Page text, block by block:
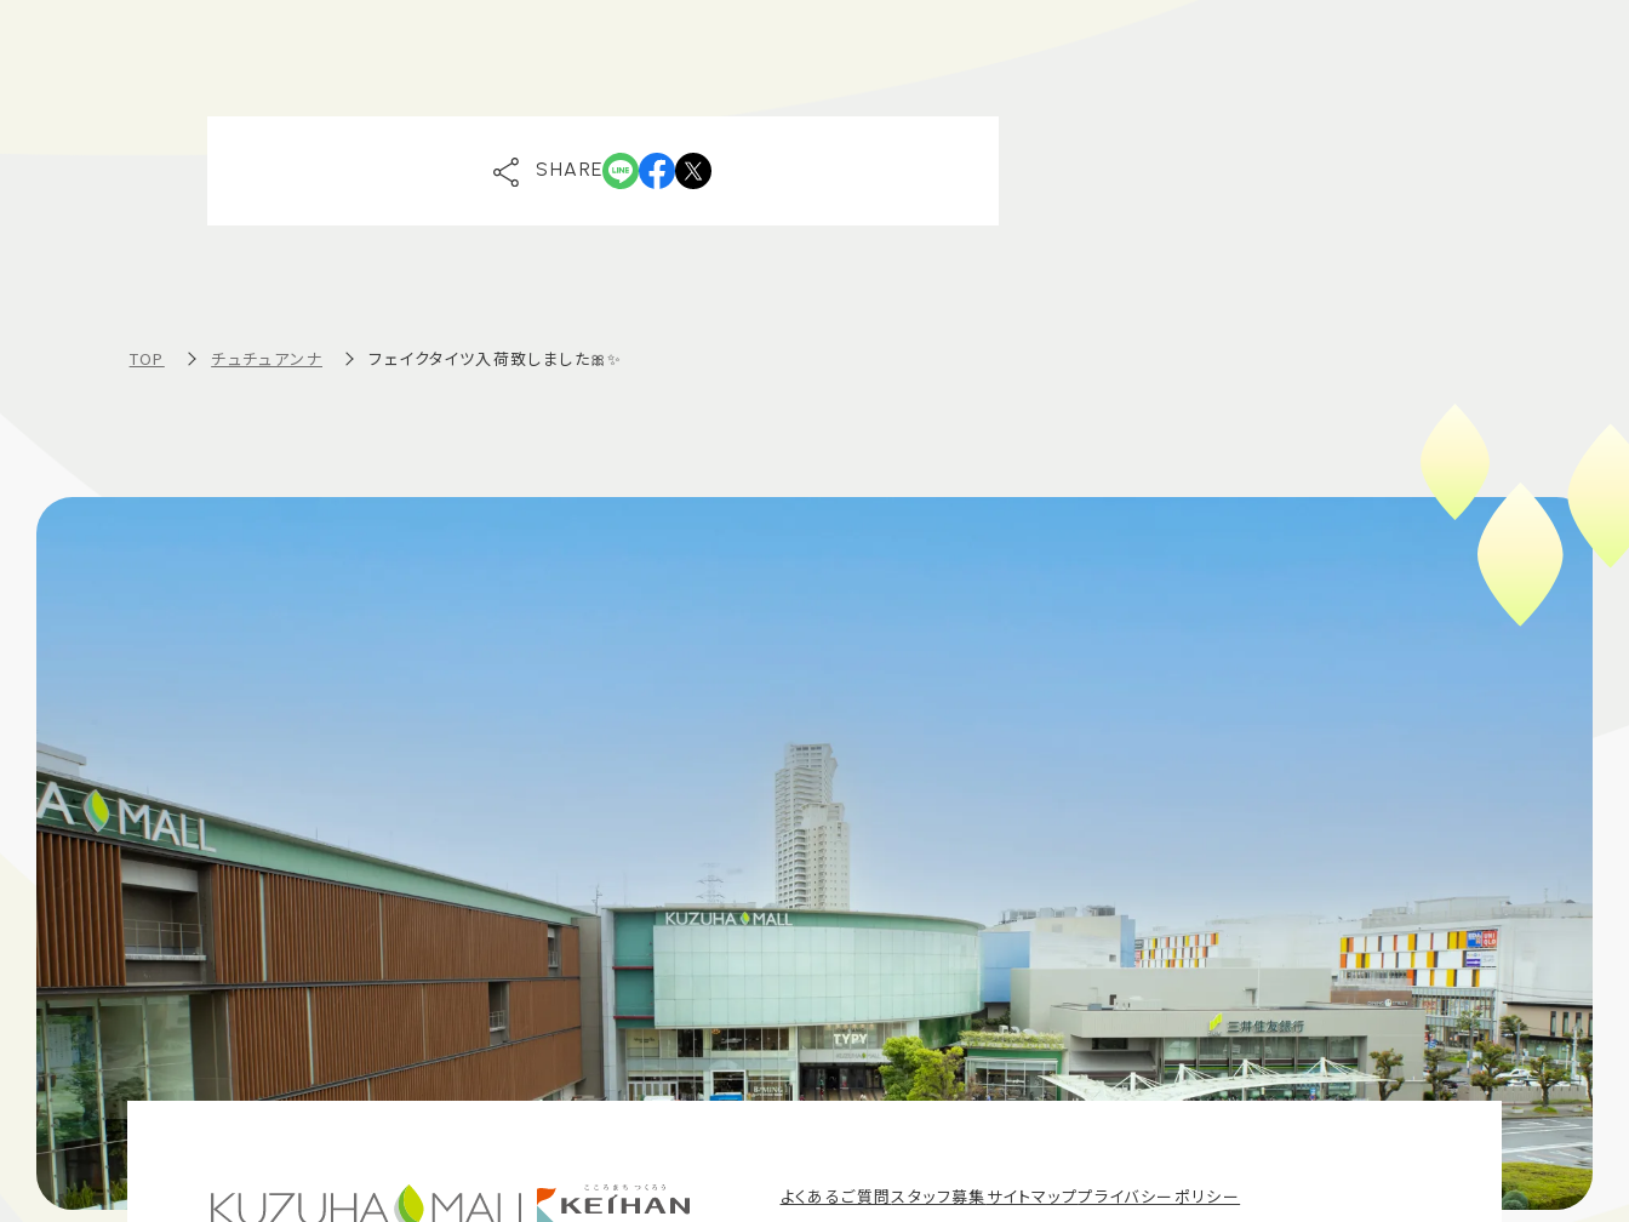
SHARE
TOP チュチュアンナ フェイクタイツ入荷致しました🎀✨
よくあるご質問スタッフ募集サイトマッププライバシーポリシー